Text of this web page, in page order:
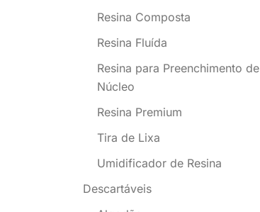
Resina Composta
Resina Fluída
Resina para Preenchimento de
Núcleo
Resina Premium
Tira de Lixa
Umidificador de Resina
Descartáveis